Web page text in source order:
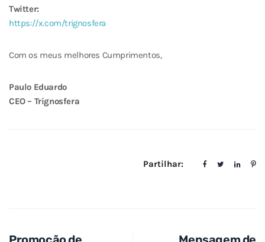
Twitter:
https://x.com/trignosfera
Com os meus melhores Cumprimentos,
Paulo Eduardo
CEO – Trignosfera
Partilhar: